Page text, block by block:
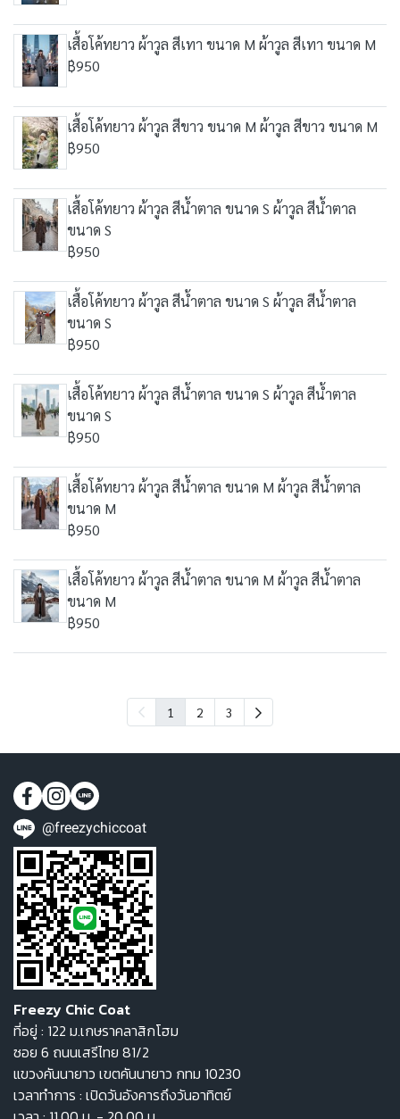
เสื้อโค้ทยาว ผ้าวูล สีเทา ขนาด M ผ้าวูล สีเทา ขนาด M
฿950
เสื้อโค้ทยาว ผ้าวูล สีขาว ขนาด M ผ้าวูล สีขาว ขนาด M
฿950
เสื้อโค้ทยาว ผ้าวูล สีน้ำตาล ขนาด S ผ้าวูล สีน้ำตาล
ขนาด S
฿950
เสื้อโค้ทยาว ผ้าวูล สีน้ำตาล ขนาด S ผ้าวูล สีน้ำตาล
ขนาด S
฿950
เสื้อโค้ทยาว ผ้าวูล สีน้ำตาล ขนาด S ผ้าวูล สีน้ำตาล
ขนาด S
฿950
เสื้อโค้ทยาว ผ้าวูล สีน้ำตาล ขนาด M ผ้าวูล สีน้ำตาล
ขนาด M
฿950
เสื้อโค้ทยาว ผ้าวูล สีน้ำตาล ขนาด M ผ้าวูล สีน้ำตาล
ขนาด M
฿950
1 2 3
@freezychiccoat
Freezy Chic Coat
ที่อยู่ : 122 ม.เกษราคลาสิกโฮม
ซอย 6 ถนนเสรีไทย 81/2
แขวงคันนายาว เขตคันนายาว กทม 10230
เวลาทำการ : เปิดวันอังคารถึงวันอาทิตย์